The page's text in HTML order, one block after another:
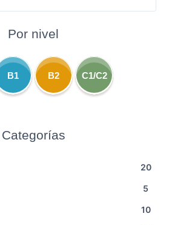
Por nivel
B1 B2 C1/C2
Categorías
20
5
10